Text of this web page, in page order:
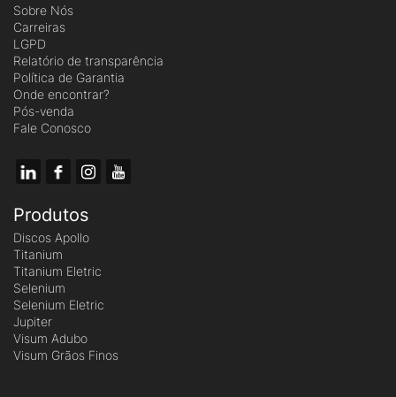
Sobre Nós
Carreiras
LGPD
Relatório de transparência
Política de Garantia
Onde encontrar?
Pós-venda
Fale Conosco
Produtos
Discos Apollo
Titanium
Titanium Eletric
Selenium
Selenium Eletric
Jupiter
Visum Adubo
Visum Grãos Finos